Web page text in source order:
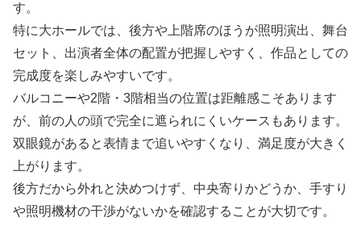
す。
特に大ホールでは、後方や上階席のほうが照明演出、舞台
セット、出演者全体の配置が把握しやすく、作品としての
完成度を楽しみやすいです。
バルコニーや2階・3階相当の位置は距離感こそあります
が、前の人の頭で完全に遮られにくいケースもあります。
双眼鏡があると表情まで追いやすくなり、満足度が大きく
上がります。
後方だから外れと決めつけず、中央寄りかどうか、手すり
や照明機材の干渉がないかを確認することが大切です。